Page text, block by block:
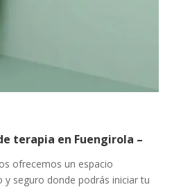
terapia en Fuengirola –
ofrecemos un espacio
y seguro donde podrás iniciar tu